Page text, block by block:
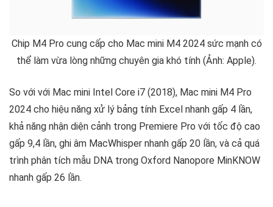
Chip M4 Pro cung cấp cho Mac mini M4 2024 sức mạnh có
thể làm vừa lòng những chuyên gia khó tính (Ảnh: Apple).
So với với Mac mini Intel Core i7 (2018), Mac mini M4 Pro
2024 cho hiệu năng xử lý bảng tính Excel nhanh gấp 4 lần,
khả năng nhận diện cảnh trong Premiere Pro với tốc độ cao
gấp 9,4 lần, ghi âm MacWhisper nhanh gấp 20 lần, và cả quá
trình phân tích mẫu DNA trong Oxford Nanopore MinKNOW
nhanh gấp 26 lần.